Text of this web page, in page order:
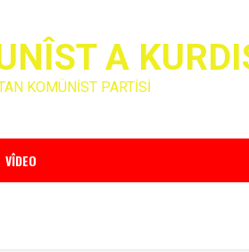
A
KOMÜNİST PARTİSİ
VÎDEO